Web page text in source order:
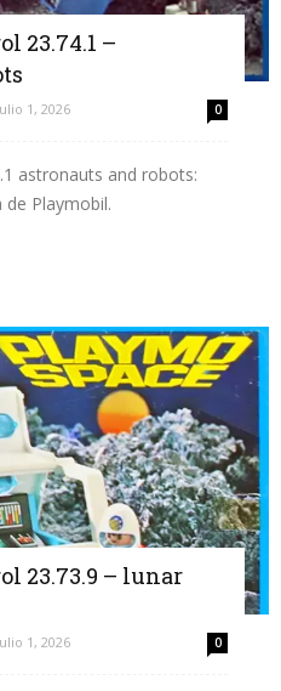
23.74.1 –
1, 2026 0
astronauts and robots:
de Playmobil.
23.73.9 – lunar
1, 2026 0